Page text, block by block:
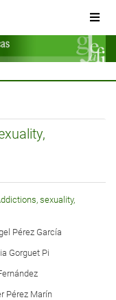
sexuality,
Pérez García
Gorguet Pi
Pérez Marín